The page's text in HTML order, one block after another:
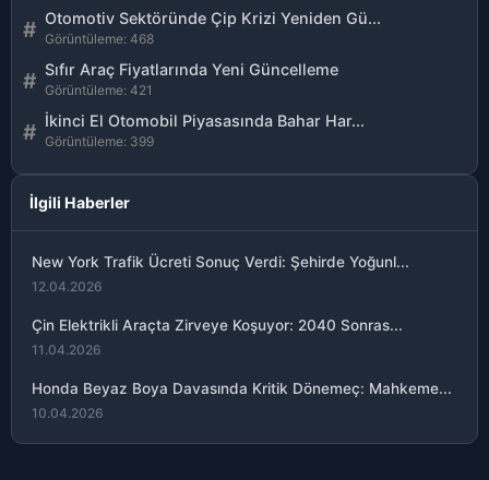
# Otomotiv Sektöründe Çip Krizi Yeniden Gü...
Görüntüleme: 468
# Sıfır Araç Fiyatlarında Yeni Güncelleme
Görüntüleme: 421
# İkinci El Otomobil Piyasasında Bahar Har...
Görüntüleme: 399
İlgili Haberler
New York Trafik Ücreti Sonuç Verdi: Şehirde Yoğunl...
12.04.2026
Çin Elektrikli Araçta Zirveye Koşuyor: 2040 Sonras...
11.04.2026
Honda Beyaz Boya Davasında Kritik Dönemeç: Mahkeme...
10.04.2026